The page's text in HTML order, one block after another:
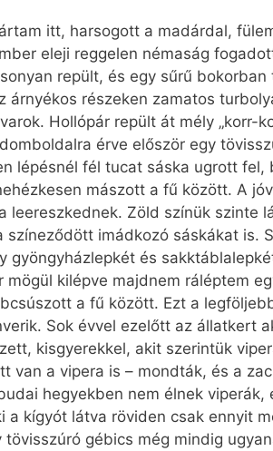
itt, harsogott a madárdal,
eleji reggelen némaság
repült, és egy sűrű
árnyékos részeken zamatos
Hollópár repült át mély „korr-
érve először egy
lépésnél fél tucat sáska ugrott
mászott a fű között. A
leereszkednek. Zöld színük szinte
színeződött imádkozó sáskákat is.
gyöngyházlepkét és
mögül kilépve majdnem ráléptem
a fű között. Ezt a
Sok évvel ezelőtt az állatkert
kisgyerekkel, akit szerintük
van a vipera is – mondták, és a
hegyekben nem élnek
a kígyót látva röviden csak ennyit
tövisszúró gébics még mindig